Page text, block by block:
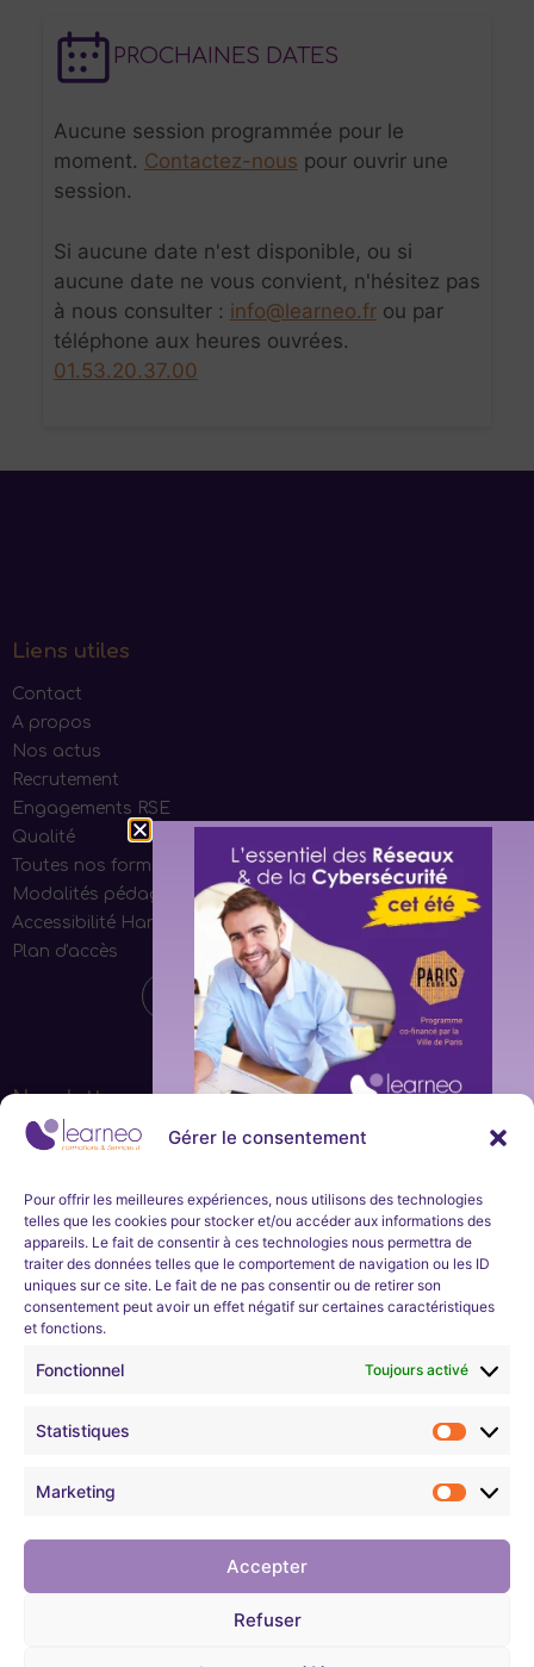
Gérer le consentement
Pour offrir les meilleures expériences, nous utilisons des technologies
telles que les cookies pour stocker et/ou accéder aux informations des
appareils. Le fait de consentir à ces technologies nous permettra de
traiter des données telles que le comportement de navigation ou les ID
uniques sur ce site. Le fait de ne pas consentir ou de retirer son
consentement peut avoir un effet négatif sur certaines caractéristiques
et fonctions.
Fonctionnel Toujours activé
Statistiques
Marketing
Accepter
Refuser
PROCHAINES DATES
Aucune session programmée pour le
moment. Contactez-nous pour ouvrir une
session.
Si aucune date n'est disponible, ou si
aucune date ne vous convient, n'hésitez pas
à nous consulter : info@learneo.frou par
téléphone aux heures ouvrées.
01.53.20.37.00
Liens utiles
Contact
A propos
Nos actus
Recrutement
Engagements RSE
Qualité
Toutes nos formations
Modalités pédagogiques
Accessibilité Handicap
Plan d'accès
Newsletter
Ne manquez aucune actualité de la part de Learneo
vous à notre newsletter mensuelle.
S'inscrire
Nous développons l’expertise professionnelle et soutenons
Règlement intérieur
immédiate
et en
continu
Learneo Académie organise unprogramme
semaines sur les bases des réseaux et de la
intégrer une
d’emploi parisiens (ParisCode).